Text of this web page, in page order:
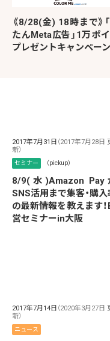
《8/28(金) 18時まで》
たんMeta広告」1万ポ
プレゼントキャンペーン
2017年7月31日 （2017年7月28日
新）
セミナー （pickup）
8/9(水)Amazon Pay
SNS活用まで集客・購入
の最新情報を教えます
営セミナーin大阪
2017年7月14日 （2020年3月27日
新）
ニュース